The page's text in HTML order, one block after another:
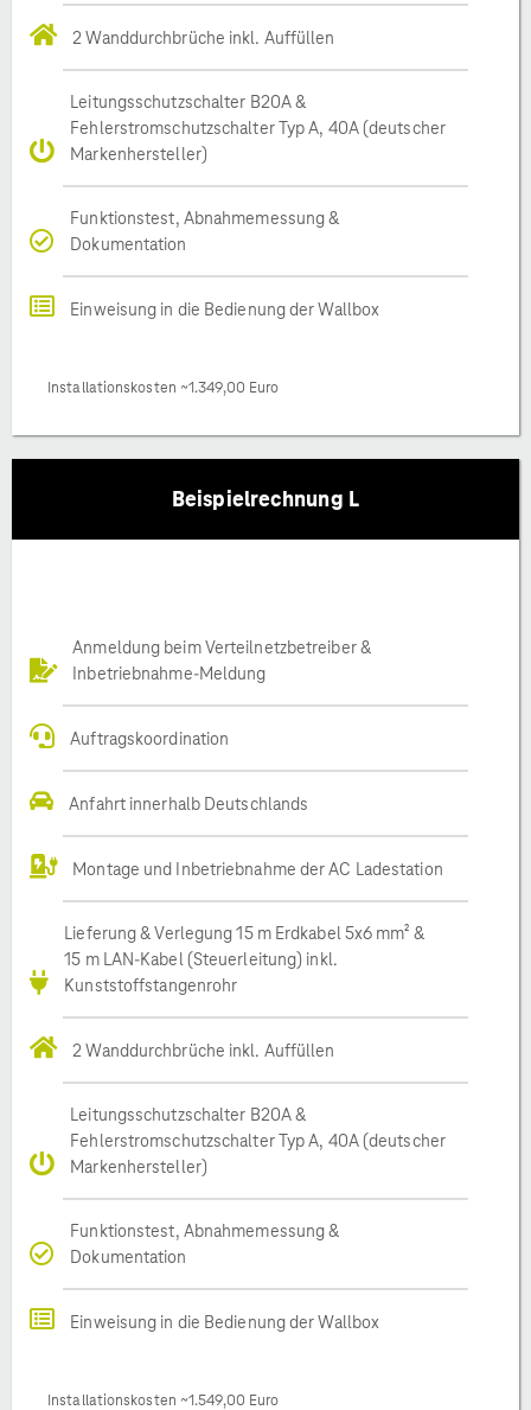
2 Wanddurchbrüche inkl. Auffüllen
Leitungsschutzschalter B20A &
Fehlerstromschutzschalter Typ A, 40A (deutscher
Markenhersteller)
Funktionstest, Abnahmemessung &
Dokumentation
Einweisung in die Bedienung der Wallbox
Installationskosten ~1.349,00 Euro
Beispielrechnung L
Anmeldung beim Verteilnetzbetreiber &
Inbetriebnahme-Meldung
Auftragskoordination
Anfahrt innerhalb Deutschlands
Montage und Inbetriebnahme der AC Ladestation
Lieferung & Verlegung 15 m Erdkabel 5x6 mm² &
15 m LAN-Kabel (Steuerleitung) inkl.
Kunststoffstangenrohr
2 Wanddurchbrüche inkl. Auffüllen
Leitungsschutzschalter B20A &
Fehlerstromschutzschalter Typ A, 40A (deutscher
Markenhersteller)
Funktionstest, Abnahmemessung &
Dokumentation
Einweisung in die Bedienung der Wallbox
Installationskosten ~1.549,00 Euro